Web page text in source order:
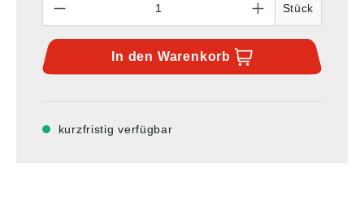
Stück
In den Warenkorb
kurzfristig verfügbar